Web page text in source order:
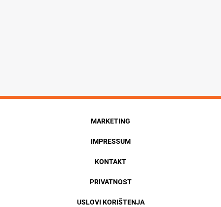
MARKETING
IMPRESSUM
KONTAKT
PRIVATNOST
USLOVI KORIŠTENJA